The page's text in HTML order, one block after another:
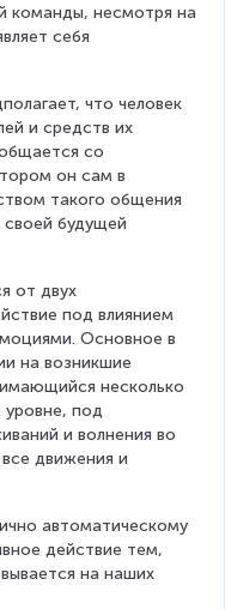
команды, несмотря на
себя
что человек
и средств их
со
он сам в
такого общения
будущей
от двух
под влиянием
Основное в
на возникшие
несколько
под
и волнения во
движения и
автоматическому
действие тем,
на наших